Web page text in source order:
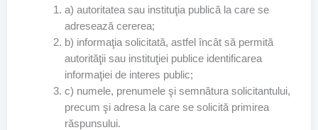
a) autoritatea sau instituţia publică la care se
adresează cererea;
b) informaţia solicitată, astfel încât să permită
autorităţii sau instituţiei publice identificarea
informaţiei de interes public;
c) numele, prenumele şi semnătura solicitantului,
precum şi adresa la care se solicită primirea
răspunsului.